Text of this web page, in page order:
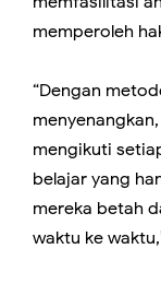
memperoleh
“Dengan
mengikuti
belajar yang
mereka betah
waktu ke